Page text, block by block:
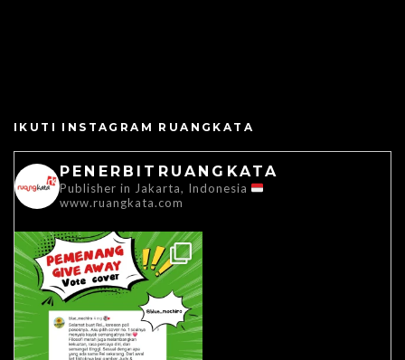
IKUTI INSTAGRAM RUANGKATA
PENERBITRUANGKATA
Publisher in Jakarta, Indonesia
www.ruangkata.com